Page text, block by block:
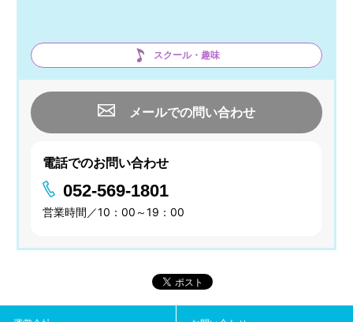
スクール・趣味
メールでの問い合わせ
電話でのお問い合わせ
052-569-1801
営業時間／10：00～19：00